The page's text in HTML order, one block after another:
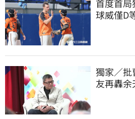
首度首
球威僅D
獨家／批
友再轟